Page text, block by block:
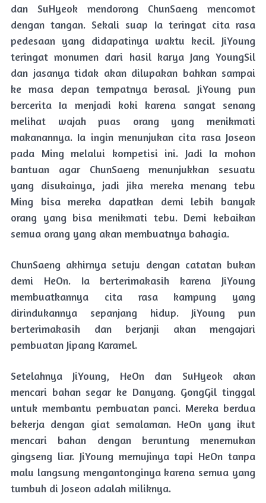
dan SuHyeok mendorong ChunSaeng mencomot
dengan tangan. Sekali suap Ia teringat cita rasa
pedesaan yang didapatinya waktu kecil. JiYoung
teringat monumen dari hasil karya Jang YoungSil
dan jasanya tidak akan dilupakan bahkan sampai
ke masa depan tempatnya berasal. JiYoung pun
bercerita Ia menjadi koki karena sangat senang
melihat wajah puas orang yang menikmati
makanannya. Ia ingin menunjukan cita rasa Joseon
pada Ming melalui kompetisi ini. Jadi Ia mohon
bantuan agar ChunSaeng menunjukkan sesuatu
yang disukainya, jadi jika mereka menang tebu
Ming bisa mereka dapatkan demi lebih banyak
orang yang bisa menikmati tebu. Demi kebaikan
semua orang yang akan membuatnya bahagia.
ChunSaeng akhirnya setuju dengan catatan bukan
demi HeOn. Ia berterimakasih karena JiYoung
membuatkannya cita rasa kampung yang
dirindukannya sepanjang hidup. JiYoung pun
berterimakasih dan berjanji akan mengajari
pembuatan Jipang Karamel.
Setelahnya JiYoung, HeOn dan SuHyeok akan
mencari bahan segar ke Danyang. GongGil tinggal
untuk membantu pembuatan panci. Mereka berdua
bekerja dengan giat semalaman. HeOn yang ikut
mencari bahan dengan beruntung menemukan
gingseng liar. JiYoung memujinya tapi HeOn tanpa
malu langsung mengantonginya karena semua yang
tumbuh di Joseon adalah miliknya.